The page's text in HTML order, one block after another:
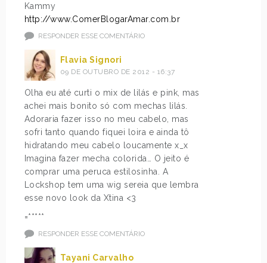
Kammy
http://www.ComerBlogarAmar.com.br
RESPONDER ESSE COMENTÁRIO
Flavia Signori
09 DE OUTUBRO DE 2012 - 16:37
Olha eu até curti o mix de lilás e pink, mas
achei mais bonito só com mechas lilás.
Adoraria fazer isso no meu cabelo, mas
sofri tanto quando fiquei loira e ainda tô
hidratando meu cabelo loucamente x_x
Imagina fazer mecha colorida… O jeito é
comprar uma peruca estilosinha. A
Lockshop tem uma wig sereia que lembra
esse novo look da Xtina <3
=*****
RESPONDER ESSE COMENTÁRIO
Tayani Carvalho